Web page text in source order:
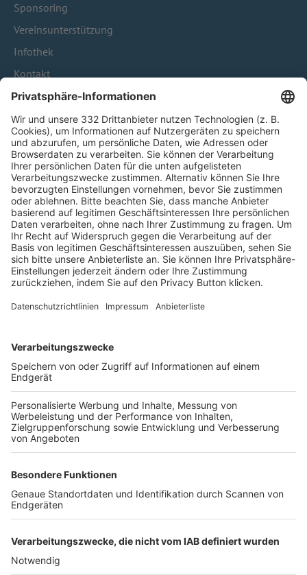
Sponsoring
Vereinsunterstützung
Infothek
Kontakt
HÄUFIG BESUCHTE SEITEN
Pässe und Vereinswechsel
Trainerausbildung
Schulungsangebot Vereinsmitarbeiter
BFV-Geschäftsstellen
Trainerbörse
Login SpielPlus
FOLGE DEM BFV
TOP-VEREINE
TOP-PARTNER